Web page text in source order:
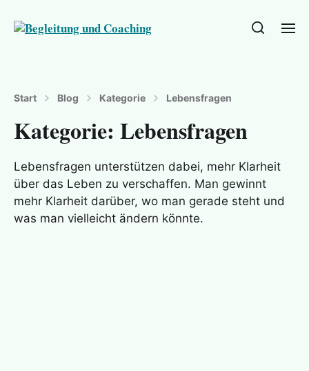
Start Blog Kategorie Lebensfragen
Kategorie: Lebensfragen
Lebensfragen unterstützen dabei, mehr Klarheit
über das Leben zu verschaffen. Man gewinnt
mehr Klarheit darüber, wo man gerade steht und
was man vielleicht ändern könnte.